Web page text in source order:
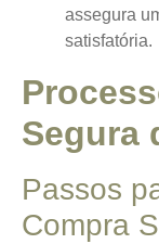
assegura
satisfatória.
Segura
Passos
Compra